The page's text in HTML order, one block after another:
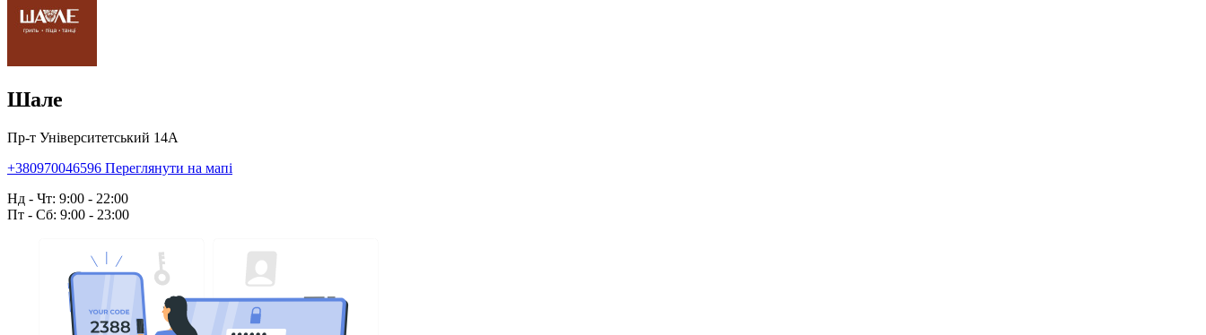
Шале
Пр-т Університетський 14А
+380970046596 Переглянути на мапі
Нд - Чт: 9:00 - 22:00
Пт - Сб: 9:00 - 23:00